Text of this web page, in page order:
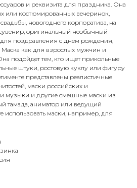
и реквизита для праздника. Она
или костюмированных вечеринок,
новогоднего корпоратива, на
оригинальный необычный
поздравления с днем рождения,
как для взрослых мужчин и
подойдет тем, кто ищет прикольные
штуки, ростовую куклу или фигуру
представлены реалистичные
маски российских и
музыки и другие смешные маски из
тамада, аниматор или ведущий
использовать маски, например, для